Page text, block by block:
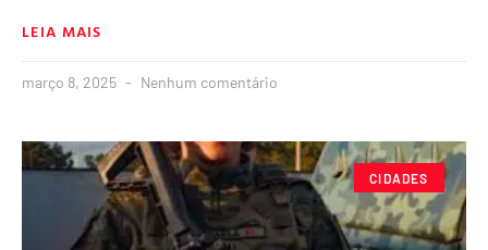
LEIA MAIS
março 8, 2025 Nenhum comentário
CIDADES